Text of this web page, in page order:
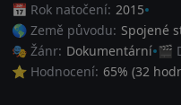
📅 Rok natočení: 2015
🌎 Země původu: Spojené
🎭 Žánr: Dokumentární 🎬
⭐ Hodnocení: 65% (32